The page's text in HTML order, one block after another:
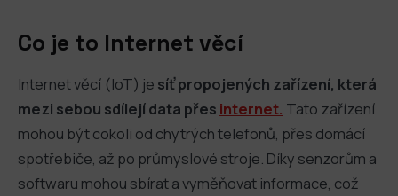
Co je to Internet věcí
Internet věcí (IoT) je síť propojených zařízení, která
mezi sebou sdílejí data přes internet. Tato zařízení
mohou být cokoli od chytrých telefonů, přes domácí
spotřebiče, až po průmyslové stroje. Díky senzorům a
softwaru mohou sbírat a vyměňovat informace, což